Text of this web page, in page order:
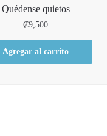
Quédense quietos
₡9,500
Agregar al carrito